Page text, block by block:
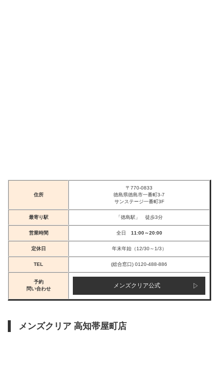
住所
〒770-0833
徳島県徳島市一番町3-7
サンステージ一番町3F
最寄り駅 「徳島駅」 徒歩3分
営業時間 全日 11:00～20:00
定休日 年末年始（12/30～1/3）
TEL (総合窓口) 0120-488-886
予約
問い合わせ
メンズクリア公式
メンズクリア 高知帯屋町店